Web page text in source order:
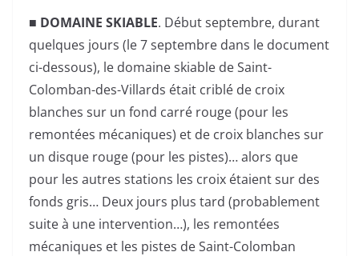
■ DOMAINE SKIABLE. Début septembre, durant
quelques jours (le 7 septembre dans le document
ci-dessous), le domaine skiable de Saint-
Colomban-des-Villards était criblé de croix
blanches sur un fond carré rouge (pour les
remontées mécaniques) et de croix blanches sur
un disque rouge (pour les pistes)… alors que
pour les autres stations les croix étaient sur des
fonds gris… Deux jours plus tard (probablement
suite à une intervention…), les remontées
mécaniques et les pistes de Saint-Colomban